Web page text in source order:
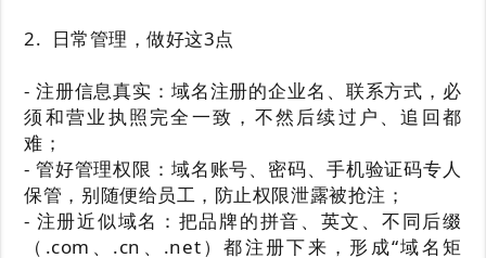
2. 日常管理，做好这3点
- 注册信息真实：域名注册的企业名、联系方式，必
须和营业执照完全一致，不然后续过户、追回都
难；
- 管好管理权限：域名账号、密码、手机验证码专人
保管，别随便给员工，防止权限泄露被抢注；
- 注册近似域名：把品牌的拼音、英文、不同后缀
（.com、.cn、.net）都注册下来，形成“域名矩